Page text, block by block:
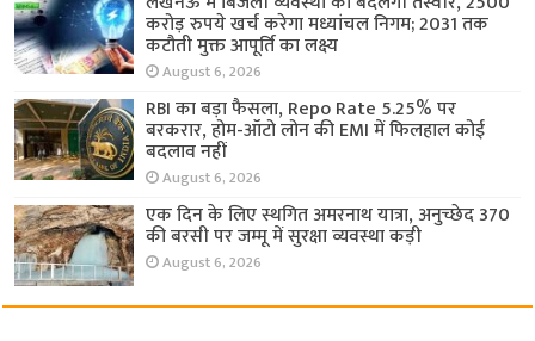
करोड़ रुपये खर्च करेगा मध्यांचल निगम; 2031 तक
कटौती मुक्त आपूर्ति का लक्ष्य
August 6, 2026
RBI का बड़ा फैसला, Repo Rate 5.25% पर
बरकरार, होम-ऑटो लोन की EMI में फिलहाल कोई
बदलाव नहीं
August 6, 2026
एक दिन के लिए स्थगित अमरनाथ यात्रा, अनुच्छेद 370
की बरसी पर जम्मू में सुरक्षा व्यवस्था कड़ी
August 6, 2026